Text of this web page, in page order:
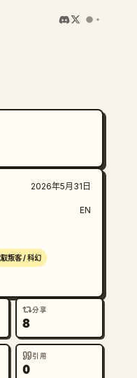
2026年5月31日
EN
叛客 / 科幻
分享
8
引用
0